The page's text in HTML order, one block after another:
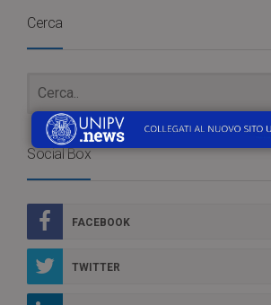
Cerca
Social Box
FACEBOOK
TWITTER